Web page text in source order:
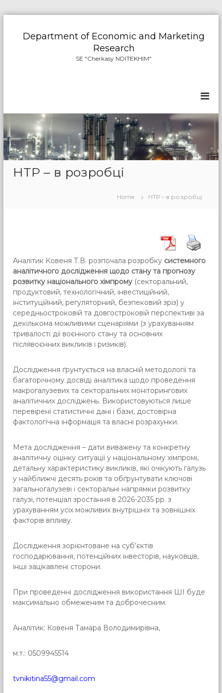
t
n
t
Department of Economic and Marketing
Research
SE "Cherkasy NDITEKHIM"
НТР – в розробці
Home НТР – в розробці
Аналітик Ковеня Т.В. розпочала розробку системного
аналітичного дослідження щодо стану та прогнозу
розвитку національного хімпрому (секторальний,
продуктовий, технологічний, інвестиційний,
інституційний, регуляторний, безпековий зріз) у
середньостроковій та довгостроковій перспективі за
декількома можливими сценаріями (з урахуванням
тривалості дії воєнного стану та основних
післявоєнних викликів і ризиків).
Дослідження ґрунтується на власній методології та
багаторічному досвіді аналітика щодо проведення
макрогалузевих та секторальних моніторингових
аналітичних досліджень. Використовуються лише
перевірені статистичні дані і бази, достовірна
фактологічна інформація та власні розрахунки.
Мета дослідження – дати виважену та конкретну
аналітичну оцінку ситуації у національному хімпромі,
детальну характеристику викликів, які очікують галузь
у найближчі десять років та обґрунтувати ключові
загальногалузеві і секторальні напрямки розвитку
галузі, потенціал зростання в 2026-2035 рр. з
урахуванням усіх можливих внутрішніх та зовнішніх
факторів впливу.
Дослідження зорієнтоване на суб’єктів
господарювання, потенційних інвесторів, науковців,
інші зацікавлені сторони.
При проведенні дослідження використання ШІ буде
максимально обмеженим та доброчесним.
Аналітик: Ковеня Тамара Володимирівна,
м.т.: 0509945514
tvnikitina55@gmail.com